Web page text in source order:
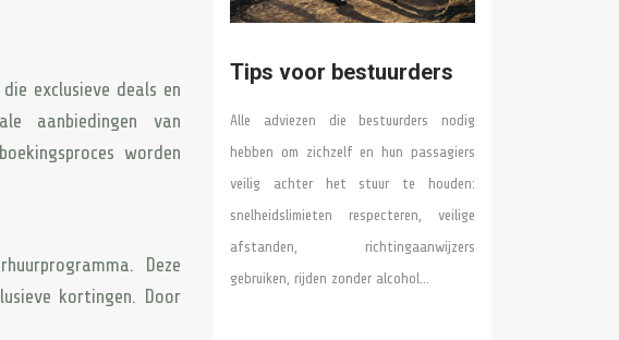
exclusieve deals en
aanbiedingen van
worden
Deze
kortingen. Door
Tips voor bestuurders
Alle adviezen die bestuurders nodig
hebben om zichzelf en hun passagiers
veilig achter het stuur te houden:
snelheidslimieten respecteren, veilige
afstanden, richtingaanwijzers
gebruiken, rijden zonder alcohol…